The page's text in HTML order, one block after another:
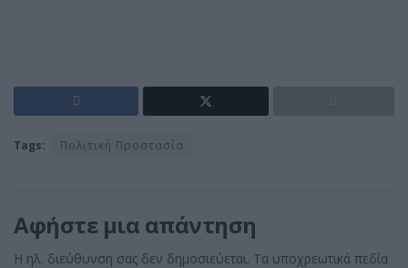
Tags: Πολιτική Προστασία
Αφήστε μια απάντηση
Η ηλ. διεύθυνση σας δεν δημοσιεύεται. Τα υποχρεωτικά πεδία